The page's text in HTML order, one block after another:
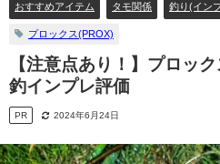
おすすめアイテム タモ関係 釣り(イン
プロックス(PROX)
【注意点あり！】プロッ
釣インプレ評価
PR 2024年6月24日